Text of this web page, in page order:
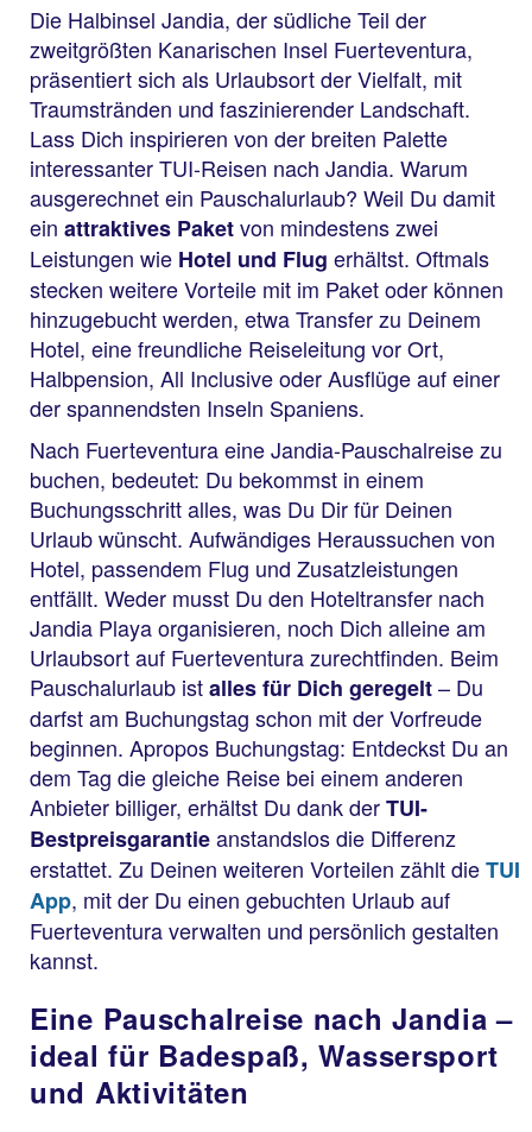
Die Halbinsel Jandia, der südliche Teil der
zweitgrößten Kanarischen Insel Fuerteventura,
präsentiert sich als Urlaubsort der Vielfalt, mit
Traumstränden und faszinierender Landschaft.
Lass Dich inspirieren von der breiten Palette
interessanter TUI-Reisen nach Jandia. Warum
ausgerechnet ein Pauschalurlaub? Weil Du damit
ein attraktives Paketvon mindestens zwei
Leistungen wie Hotel und Flug erhältst. Oftmals
stecken weitere Vorteile mit im Paket oder können
hinzugebucht werden, etwa Transfer zu Deinem
Hotel, eine freundliche Reiseleitung vor Ort,
Halbpension, All Inclusive oder Ausflüge auf einer
der spannendsten Inseln Spaniens.
Nach Fuerteventura eine Jandia-Pauschalreise zu
buchen, bedeutet: Du bekommst in einem
Buchungsschritt alles, was Du Dir für Deinen
Urlaub wünscht. Aufwändiges Heraussuchen von
Hotel, passendem Flug und Zusatzleistungen
entfällt. Weder musst Du den Hoteltransfer nach
Jandia Playa organisieren, noch Dich alleine am
Urlaubsort auf Fuerteventura zurechtfinden. Beim
Pauschalurlaub istalles für Dich geregelt– Du
darfst am Buchungstag schon mit der Vorfreude
beginnen. Apropos Buchungstag: Entdeckst Du an
dem Tag die gleiche Reise bei einem anderen
Anbieter billiger, erhältst Du dank derTUI-
Bestpreisgarantieanstandslos die Differenz
erstattet. Zu Deinen weiteren Vorteilen zählt dieTUI
App, mit der Du einen gebuchten Urlaub auf
Fuerteventura verwalten und persönlich gestalten
kannst.
Eine Pauschalreise nach Jandia –
ideal für Badespaß, Wassersport
und Aktivitäten